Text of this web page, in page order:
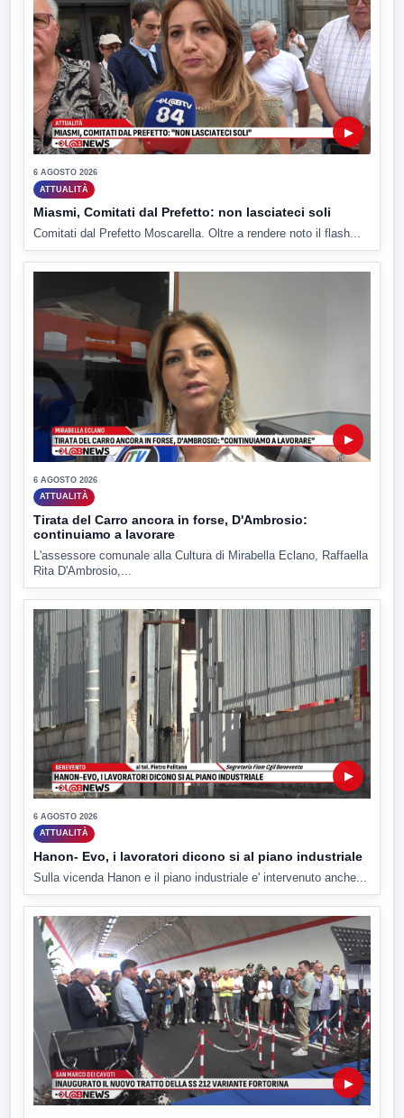
▶
6 AGOSTO 2026
ATTUALITÀ
Miasmi, Comitati dal Prefetto: non lasciateci soli
Comitati dal Prefetto Moscarella. Oltre a rendere noto il flash...
▶
6 AGOSTO 2026
ATTUALITÀ
Tirata del Carro ancora in forse, D'Ambrosio:
continuiamo a lavorare
L'assessore comunale alla Cultura di Mirabella Eclano, Raffaella
Rita D'Ambrosio,...
▶
6 AGOSTO 2026
ATTUALITÀ
Hanon- Evo, i lavoratori dicono si al piano industriale
Sulla vicenda Hanon e il piano industriale e' intervenuto anche...
▶